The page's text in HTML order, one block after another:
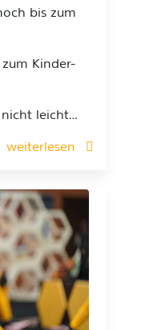
bis zum
Kinder-
nicht leicht…
weiterlesen